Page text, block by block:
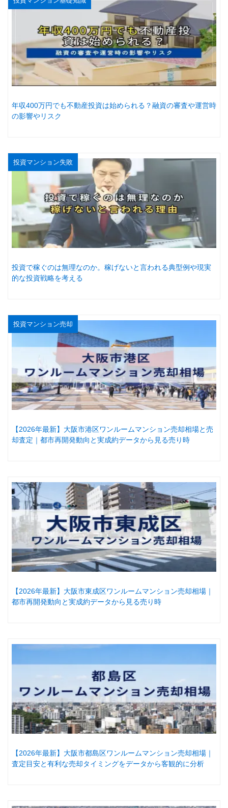
年収400万円でも不動産投資は始められる？融資の審査や運営時
の影響やリスク
投資マンション失敗
投資で稼ぐのは無理なのか。稼げないと言われる典型例や現実
的な投資戦略を考える
投資マンション売却
【2026年最新】大阪市港区ワンルームマンション売却相場と売
却査定｜都市再開発動向と実成約データから見る売り時
【2026年最新】大阪市東成区ワンルームマンション売却相場｜
都市再開発動向と実成約データから見る売り時
【2026年最新】大阪市都島区ワンルームマンション売却相場｜
査定目安と有利な売却タイミングをデータから客観的に分析